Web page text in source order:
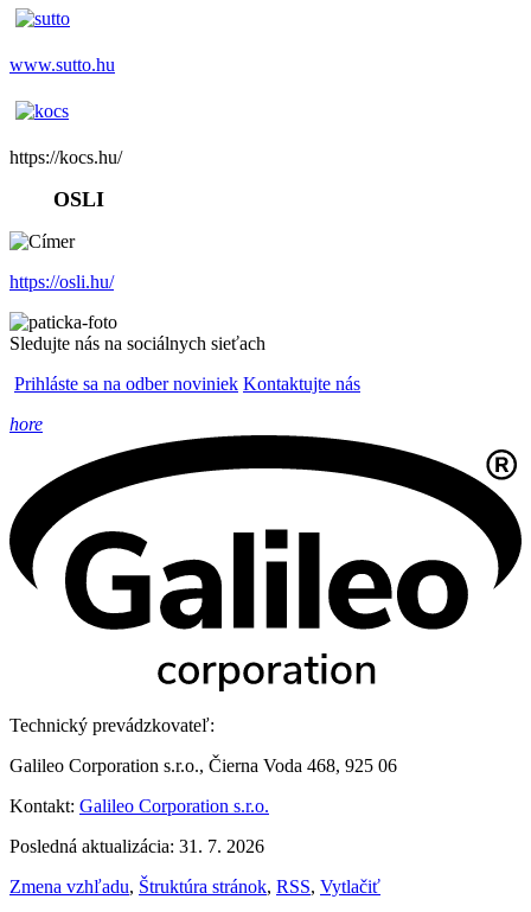
www.sutto.hu
https://kocs.hu/
OSLI
https://osli.hu/
Sledujte nás na sociálnych sieťach
Prihláste sa na odber noviniek Kontaktujte nás
hore
Technický prevádzkovateľ:
Galileo Corporation s.r.o., Čierna Voda 468, 925 06
Kontakt: Galileo Corporation s.r.o.
Posledná aktualizácia: 31. 7. 2026
Zmena vzhľadu, Štruktúra stránok, RSS, Vytlačiť